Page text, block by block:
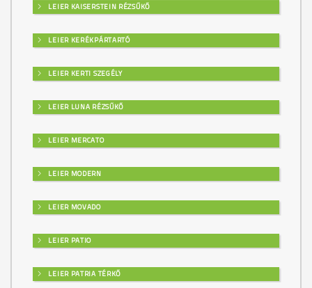
LEIER KAISERSTEIN RÉZSŰKŐ
LEIER KERÉKPÁRTARTÓ
LEIER KERTI SZEGÉLY
LEIER LUNA RÉZSŰKŐ
LEIER MERCATO
LEIER MODERN
LEIER MOVADO
LEIER PATIO
LEIER PATRIA TÉRKŐ